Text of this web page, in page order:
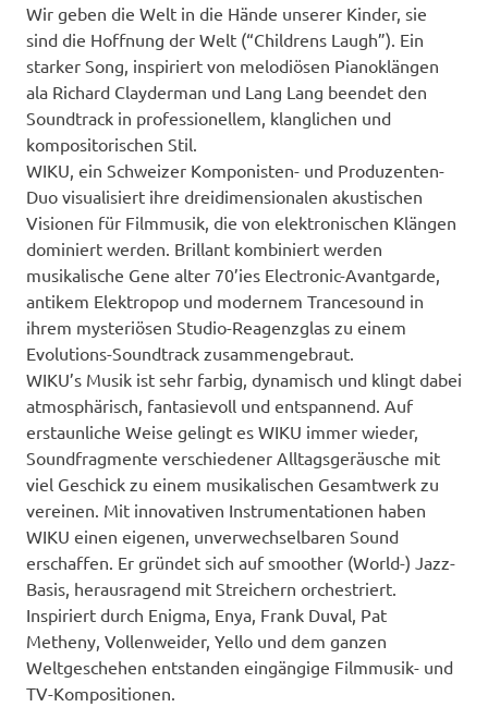
Wir geben die Welt in die Hände unserer Kinder, sie
sind die Hoffnung der Welt (“Childrens Laugh”). Ein
starker Song, inspiriert von melodiösen Pianoklängen
ala Richard Clayderman und Lang Lang beendet den
Soundtrack in professionellem, klanglichen und
kompositorischen Stil.
WIKU, ein Schweizer Komponisten- und Produzenten-
Duo visualisiert ihre dreidimensionalen akustischen
Visionen für Filmmusik, die von elektronischen Klängen
dominiert werden. Brillant kombiniert werden
musikalische Gene alter 70’ies Electronic-Avantgarde,
antikem Elektropop und modernem Trancesound in
ihrem mysteriösen Studio-Reagenzglas zu einem
Evolutions-Soundtrack zusammengebraut.
WIKU’s Musik ist sehr farbig, dynamisch und klingt dabei
atmosphärisch, fantasievoll und entspannend. Auf
erstaunliche Weise gelingt es WIKU immer wieder,
Soundfragmente verschiedener Alltagsgeräusche mit
viel Geschick zu einem musikalischen Gesamtwerk zu
vereinen. Mit innovativen Instrumentationen haben
WIKU einen eigenen, unverwechselbaren Sound
erschaffen. Er gründet sich auf smoother (World-) Jazz-
Basis, herausragend mit Streichern orchestriert.
Inspiriert durch Enigma, Enya, Frank Duval, Pat
Metheny, Vollenweider, Yello und dem ganzen
Weltgeschehen entstanden eingängige Filmmusik- und
TV-Kompositionen.